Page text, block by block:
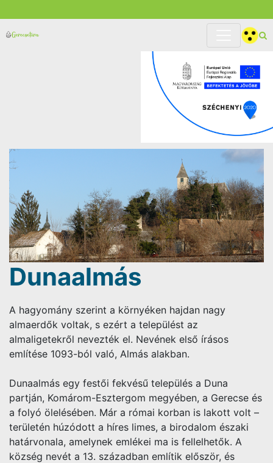
Dunaalmás
A hagyomány szerint a környéken hajdan nagy
almaerdők voltak, s ezért a települést az
almaligetekről nevezték el. Nevének első írásos
említése 1093-ból való, Almás alakban.
Dunaalmás egy festői fekvésű település a Duna
partján, Komárom-Esztergom megyében, a Gerecse és
a folyó ölelésében. Már a római korban is lakott volt –
területén húzódott a híres limes, a birodalom északi
határvonala, amelynek emlékei ma is fellelhetők. A
község nevét a 13. században említik először, és